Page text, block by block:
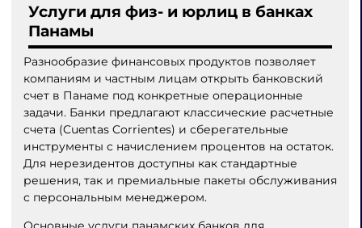
Услуги для физ- и юрлиц в банках
Панамы
Разнообразие финансовых продуктов позволяет
компаниям и частным лицам открыть банковский
счет в Панаме под конкретные операционные
задачи. Банки предлагают классические расчетные
счета (Cuentas Corrientes) и сберегательные
инструменты с начислением процентов на остаток.
Для нерезидентов доступны как стандартные
решения, так и премиальные пакеты обслуживания
с персональным менеджером.